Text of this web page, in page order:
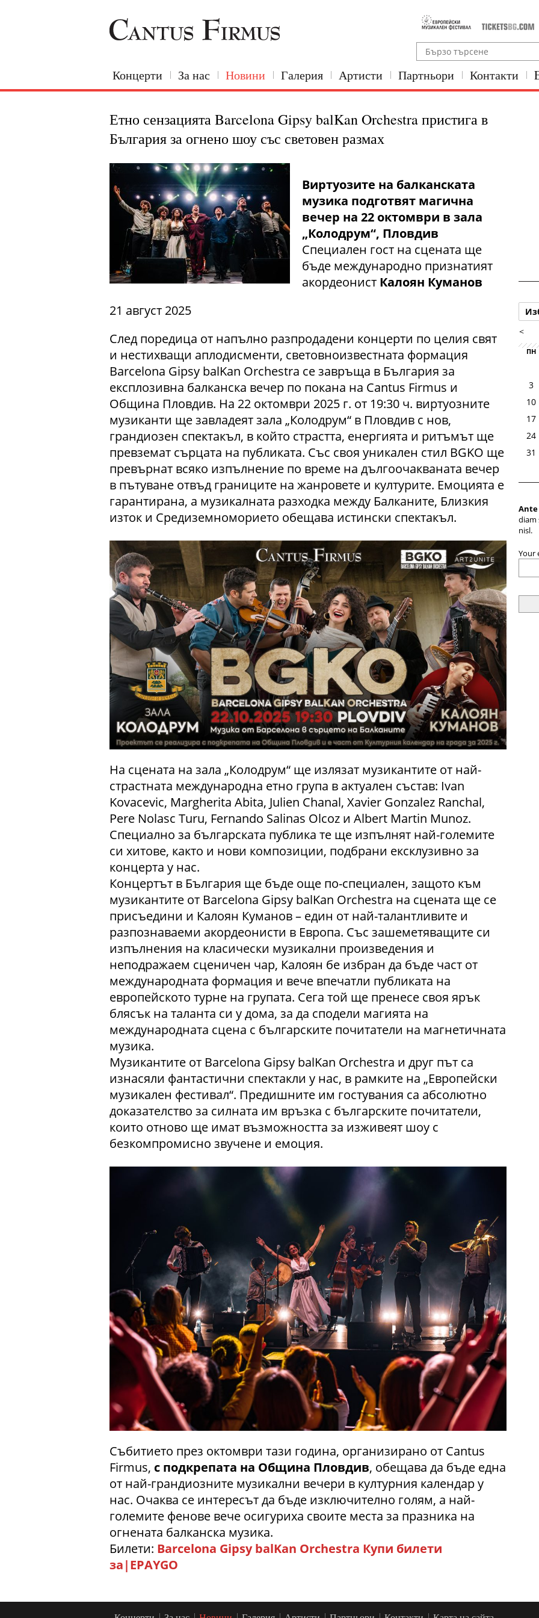
Концерти За нас Новини Галерия Артисти Партньори Контакти
Етно сензацията Barcelona Gipsy balKan Orchestra пристига в
България за огнено шоу със световен размах
Виртуозите на балканската
музика подготвят магична
вечер на 22 октомври в зала
„Колодрум“, Пловдив
Специален гост на сцената ще
бъде международно признатият
акордеонист Калоян Куманов
21 август 2025
След поредица от напълно разпродадени концерти по целия свят
и нестихващи аплодисменти, световноизвестната формация
Barcelona Gipsy balKan Orchestra се завръща в България за
експлозивна балканска вечер по покана на Cantus Firmus и
Община Пловдив. На 22 октомври 2025 г. от 19:30 ч. виртуозните
музиканти ще завладеят зала „Колодрум“ в Пловдив с нов,
грандиозен спектакъл, в който страстта, енергията и ритъмът ще
превземат сърцата на публиката. Със своя уникален стил BGKO ще
превърнат всяко изпълнение по време на дългоочакваната вечер
в пътуване отвъд границите на жанровете и културите. Емоцията е
гарантирана, а музикалната разходка между Балканите, Близкия
изток и Средиземноморието обещава истински спектакъл.
На сцената на зала „Колодрум“ ще излязат музикантите от най-
страстната международна етно група в актуален състав: Ivan
Kovacevic, Margherita Abita, Julien Chanal, Xavier Gonzalez Ranchal,
Pere Nolasc Turu, Fernando Salinas Olcoz и Albert Martin Munoz.
Специално за българската публика те ще изпълнят най-големите
си хитове, както и нови композиции, подбрани ексклузивно за
концерта у нас.
Концертът в България ще бъде още по-специален, защото към
музикантите от Barcelona Gipsy balKan Orchestra на сцената ще се
присъедини и Калоян Куманов – един от най-талантливите и
разпознаваеми акордеонисти в Европа. Със зашеметяващите си
изпълнения на класически музикални произведения и
неподражаем сценичен чар, Калоян бе избран да бъде част от
международната формация и вече впечатли публиката на
европейското турне на групата. Сега той ще пренесе своя ярък
блясък на таланта си у дома, за да сподели магията на
международната сцена с българските почитатели на магнетичната
музика.
Музикантите от Barcelona Gipsy balKan Orchestra и друг път са
изнасяли фантастични спектакли у нас, в рамките на „Европейски
музикален фестивал“. Предишните им гостувания са абсолютно
доказателство за силната им връзка с българските почитатели,
които отново ще имат възможността за изживеят шоу с
безкомпромисно звучене и емоция.
Събитието през октомври тази година, организирано от Cantus
Firmus, с подкрепата на Община Пловдив, обещава да бъде една
от най-грандиозните музикални вечери в културния календар у
нас. Очаква се интересът да бъде изключително голям, а най-
големите фенове вече осигуриха своите места за празника на
огнената балканска музика.
Билети: Barcelona Gipsy balKan Orchestra Купи билети
за|EPAYGO
ПН
<
3
10
17
24
31
diam
nisl.
Your